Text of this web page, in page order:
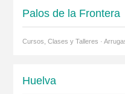
Palos de la Frontera
Cursos, Clases y Talleres ·
Huelva